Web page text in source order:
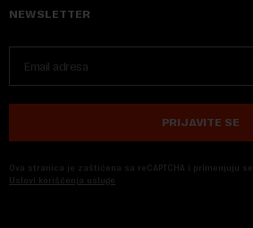
NEWSLETTER
PRIJAVITE SE
Ova stranica je zaštićena sa reCAPTCHA i primenjuju se
Uslovi korišćenja usluge